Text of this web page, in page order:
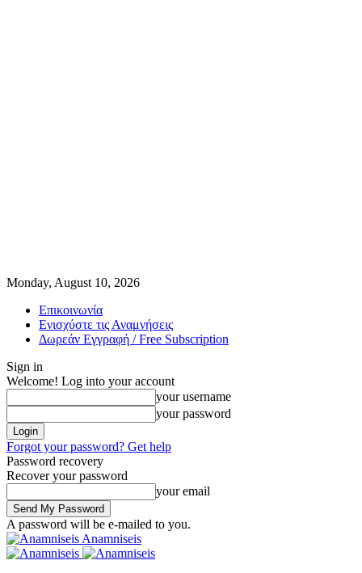
Monday, August 10, 2026
Επικοινωνία
Ενισχύστε τις Αναμνήσεις
Δωρεάν Εγγραφή / Free Subscription
Sign in
Welcome! Log into your account
your username
your password
Forgot your password? Get help
Password recovery
Recover your password
your email
A password will be e-mailed to you.
Anamniseis